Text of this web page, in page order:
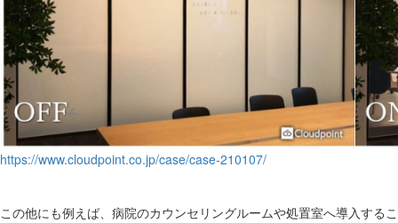
https://www.cloudpoint.co.jp/case/case-210107/
この他にも例えば、病院のカウンセリングルームや処置室へ導入するこ